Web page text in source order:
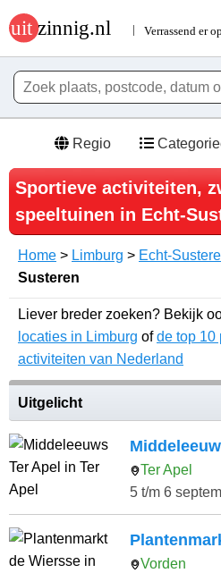
Regio
Sportieve activiteiten,
speeltuinen in Echt-
Home > Limburg > Echt-
Susteren
Liever breder zoeken? Bekijk
locaties in Limburg ofde top 10
activiteiten van Nederland
Uitgelicht
Ter Apel
5 t/m 6
Vorden